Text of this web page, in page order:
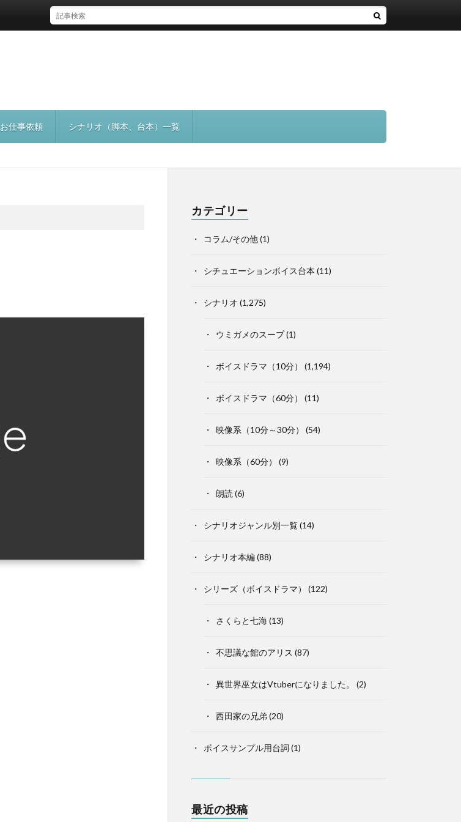
お仕事依頼 シナリオ（脚本、台本）一覧
カテゴリー
コラム/その他(1)
シチュエーションボイス台本 (11)
シナリオ (1,275)
ウミガメのスープ(1)
ボイスドラマ（10分） (1,194)
ボイスドラマ（60分） (11)
映像系（10分～30分） (54)
映像系（60分） (9)
朗読 (6)
シナリオジャンル別一覧(14)
シナリオ本編(88)
シリーズ（ボイスドラマ） (122)
さくらと七海(13)
不思議な館のアリス (87)
異世界巫女はVtuberになりました。 (2)
西田家の兄弟 (20)
ボイスサンプル用台詞 (1)
最近の投稿